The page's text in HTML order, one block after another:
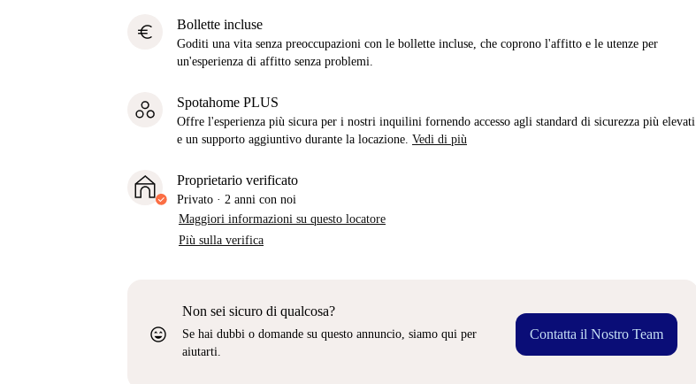
euro Bollette incluse
Goditi una vita senza preoccupazioni con le bollette incluse, che coprono l'affitto e le utenze per
un'esperienza di affitto senza problemi.
Spotahome PLUS
Offre l'esperienza più sicura per i nostri inquilini fornendo accesso agli standard di sicurezza più elevati
e un supporto aggiuntivo durante la locazione. Vedi di più
Proprietario verificato
Privato · 2 anni con noi
Maggiori informazioni su questo locatore
Più sulla verifica
sentiment_very_satisfied
Non sei sicuro di qualcosa?
Se hai dubbi o domande su questo annuncio, siamo qui per
aiutarti.
Contatta il Nostro Team